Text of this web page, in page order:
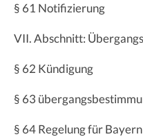
§ 61 Notifizierung
VII. Abschnitt:
§ 62 Kündigung
§ 63
§ 64 Regelung für Bayern